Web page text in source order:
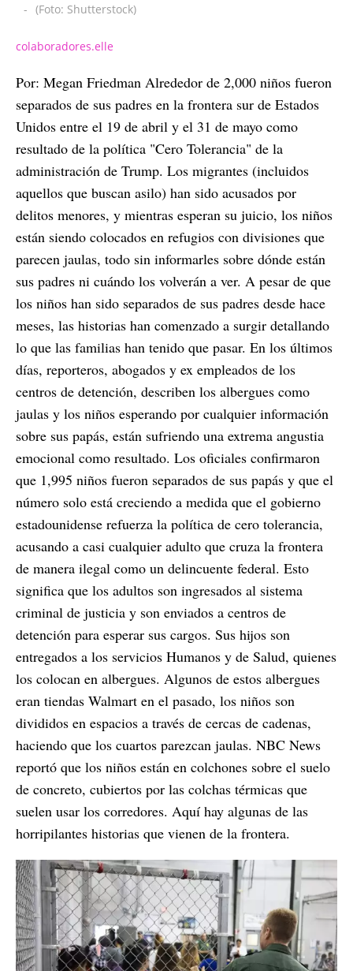
- (Foto: Shutterstock)
colaboradores.elle
Por: Megan Friedman Alrededor de 2,000 niños fueron
separados de sus padres en la frontera sur de Estados
Unidos entre el 19 de abril y el 31 de mayo como
resultado de la política "Cero Tolerancia" de la
administración de Trump. Los migrantes (incluidos
aquellos que buscan asilo) han sido acusados por
delitos menores, y mientras esperan su juicio, los niños
están siendo colocados en refugios con divisiones que
parecen jaulas, todo sin informarles sobre dónde están
sus padres ni cuándo los volverán a ver. A pesar de que
los niños han sido separados de sus padres desde hace
meses, las historias han comenzado a surgir detallando
lo que las familias han tenido que pasar. En los últimos
días, reporteros, abogados y ex empleados de los
centros de detención, describen los albergues como
jaulas y los niños esperando por cualquier información
sobre sus papás, están sufriendo una extrema angustia
emocional como resultado. Los oficiales confirmaron
que 1,995 niños fueron separados de sus papás y que el
número solo está creciendo a medida que el gobierno
estadounidense refuerza la política de cero tolerancia,
acusando a casi cualquier adulto que cruza la frontera
de manera ilegal como un delincuente federal. Esto
significa que los adultos son ingresados al sistema
criminal de justicia y son enviados a centros de
detención para esperar sus cargos. Sus hijos son
entregados a los servicios Humanos y de Salud, quienes
los colocan en albergues. Algunos de estos albergues
eran tiendas Walmart en el pasado, los niños son
divididos en espacios a través de cercas de cadenas,
haciendo que los cuartos parezcan jaulas. NBC News
reportó que los niños están en colchones sobre el suelo
de concreto, cubiertos por las colchas térmicas que
suelen usar los corredores. Aquí hay algunas de las
horripilantes historias que vienen de la frontera.